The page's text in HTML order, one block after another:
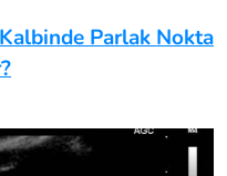
Parlak Nokta